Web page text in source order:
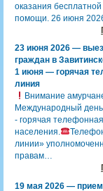
оказания
помощи. 26 июня
23 июня 2026 —
граждан в
1 июня — горячая
линия
Внимание
Международный
- горячая
населения.
линии»
правам…
19 мая 2026 —